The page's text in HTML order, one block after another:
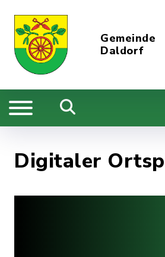
Gemeinde
Daldorf
Digitaler